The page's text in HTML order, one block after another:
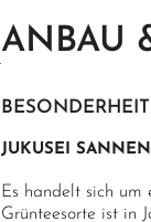
ANBAU
JUKUSEI
Es handelt sich um
Grünteesorte ist in